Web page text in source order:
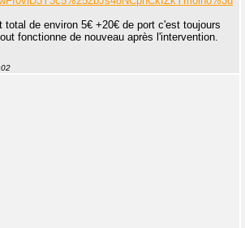
total de environ 5€ +20€ de port c'est toujours
fonctionne de nouveau après l'intervention.